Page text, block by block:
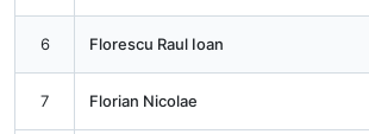
6 Florescu Raul Ioan
7 Florian Nicolae